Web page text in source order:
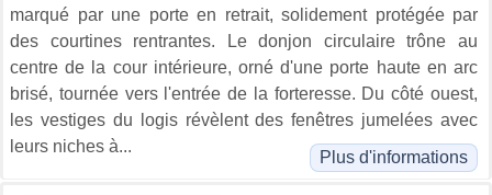
marqué par une porte en retrait, solidement protégée par
des courtines rentrantes. Le donjon circulaire trône au
centre de la cour intérieure, orné d'une porte haute en arc
brisé, tournée vers l'entrée de la forteresse. Du côté ouest,
les vestiges du logis révèlent des fenêtres jumelées avec
leurs niches à...
Plus d'informations